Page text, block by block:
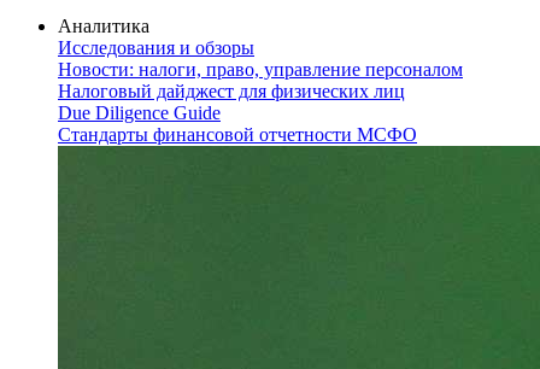
Аналитика
Исследования и обзоры
Новости: налоги, право, управление персоналом
Налоговый дайджест для физических лиц
Due Diligence Guide
Стандарты финансовой отчетности МСФО